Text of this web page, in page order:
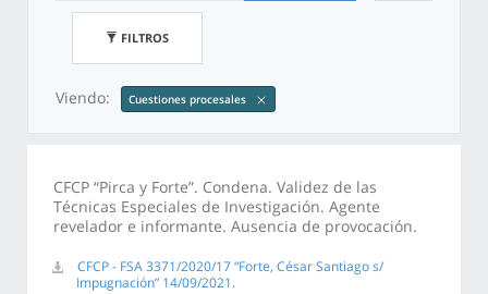
FILTROS
Viendo: Cuestiones procesales
CFCP “Pirca y Forte”. Condena. Validez de las
Técnicas Especiales de Investigación. Agente
revelador e informante. Ausencia de provocación.
CFCP - FSA 3371/2020/17 “Forte, César Santiago s/
Impugnación” 14/09/2021.